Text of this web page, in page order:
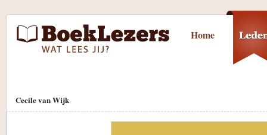
Home
Cecile van Wijk